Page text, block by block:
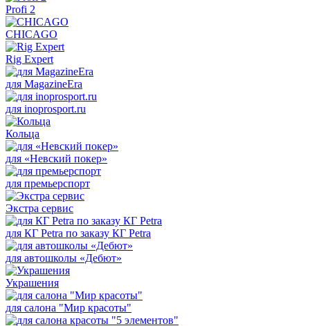
Profi 2
CHICAGO
Rig Expert
для MagazineEra
для inoprosport.ru
Кольца
для «Невский покер»
для премьерспорт
Экстра сервис
для КГ Petra по заказу КГ Petra
для автошколы «Дебют»
Украшения
для салона "Мир красоты"